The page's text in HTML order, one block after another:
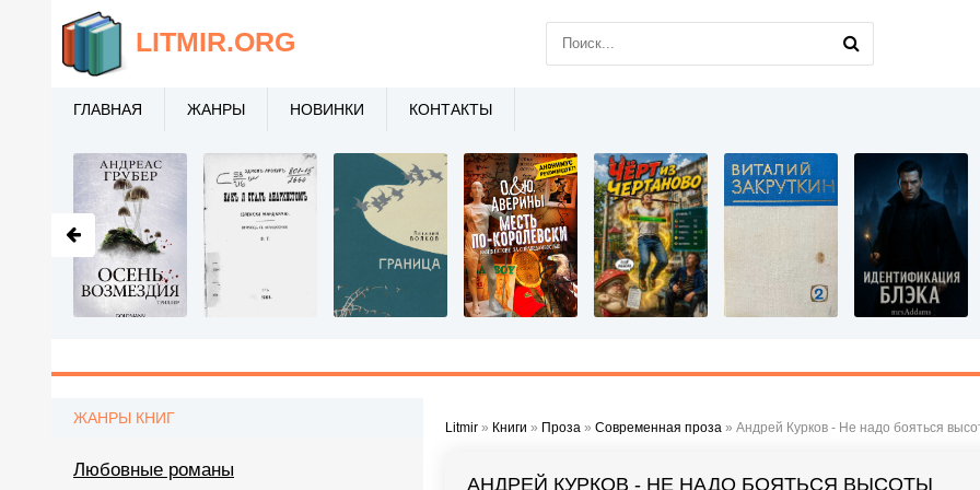
Litmir » Книги » Проза » Современная проза » Андрей Курков - Не надо бояться
АНДРЕЙ КУРКОВ - НЕ НАДО БОЯТЬСЯ ВЫСОТЫ
ЖАНРЫ КНИГ
Любовные романы
LITMIR.ORG
ГЛАВНАЯ ЖАНРЫ НОВИНКИ КОНТАКТЫ